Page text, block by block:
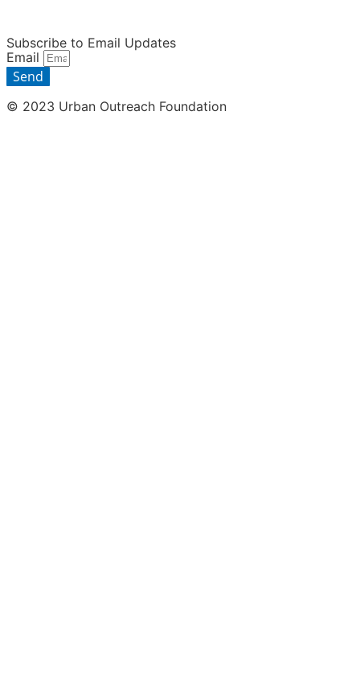
Subscribe to Email Updates
Email
Send
© 2023 Urban Outreach Foundation